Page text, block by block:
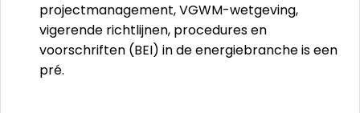
projectmanagement, VGWM-wetgeving,
vigerende richtlijnen, procedures en
voorschriften (BEI) in de energiebranche is een
pré.